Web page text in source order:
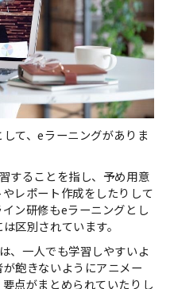
て、eラーニングがありま
することを指し、予め用意
レポート作成をしたりして
ン研修もeラーニングとし
区別されています。
、一人でも学習しやすいよ
飽きないようにアニメー
点がまとめられていたりし